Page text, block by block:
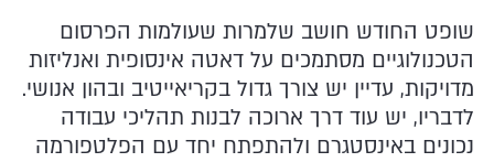
שופט החודש חושב שלמרות שעולמות הפרסום
הטכנולוגיים מסתמכים על דאטה אינסופית ואנליזות
מדויקות, עדיין יש צורך גדול בקריאייטיב ובהון אנושי.
לדבריו, יש עוד דרך ארוכה לבנות תהליכי עבודה
נכונים באינסטגרם ולהתפתח יחד עם הפלטפורמה